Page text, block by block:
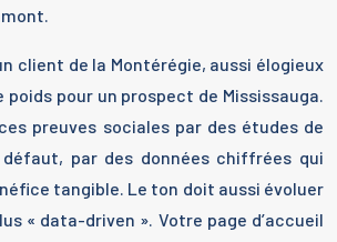
client de la Montérégie, aussi élogieux
poids pour un prospect de Mississauga.
preuves sociales par des études de
par des données chiffrées qui
tangible. Le ton doit aussi évoluer
« data-driven ». Votre page d’accueil